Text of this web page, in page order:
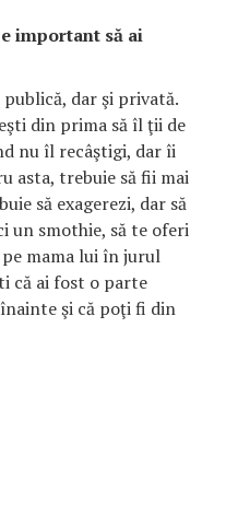
important să ai
dar şi privată.
din prima să îl ţii de
nu îl recâştigi, dar îi
asta, trebuie să fii mai
să exagerezi, dar să
un smothie, să te oferi
pe mama lui în jurul
că ai fost o parte
şi că poţi fi din